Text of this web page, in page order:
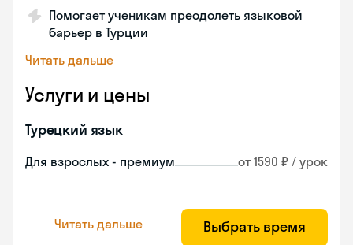
Помогает ученикам преодолеть языковой
барьер в Турции
Читать дальше
Услуги и цены
Турецкий язык
Для взрослых - премиум от 1590 ₽ / урок
Читать дальше Выбрать время